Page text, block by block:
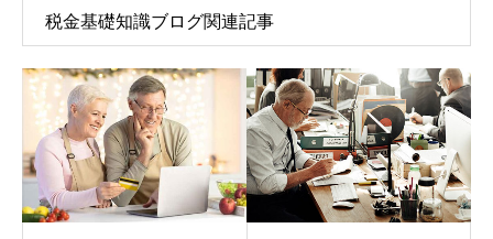
税金基礎知識ブログ関連記事